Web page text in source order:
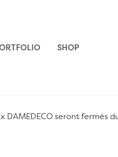
SHOP
DAMEDECO seront fermés